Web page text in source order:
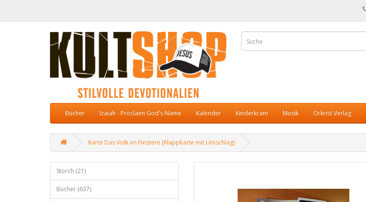
Bücher Izaiah - Proclaim God's Name Kalender Kinderkram Musik Orkrist Verlag
Karte Das Volk im Finstern (Klappkarte mit Umschlag)
Storch (21)
Bücher (637)